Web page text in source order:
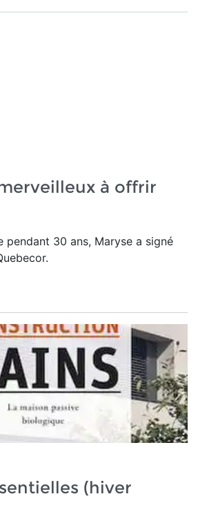
à offrir
pendant 30 ans, Maryse a signé
(hiver